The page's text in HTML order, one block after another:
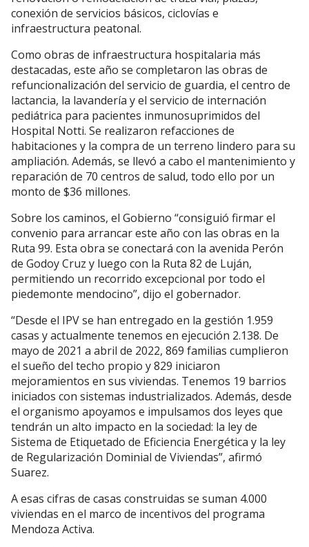
conexión de servicios básicos, ciclovías e
infraestructura peatonal.
Como obras de infraestructura hospitalaria más
destacadas, este año se completaron las obras de
refuncionalización del servicio de guardia, el centro de
lactancia, la lavandería y el servicio de internación
pediátrica para pacientes inmunosuprimidos del
Hospital Notti. Se realizaron refacciones de
habitaciones y la compra de un terreno lindero para su
ampliación. Además, se llevó a cabo el mantenimiento y
reparación de 70 centros de salud, todo ello por un
monto de $36 millones.
Sobre los caminos, el Gobierno “consiguió firmar el
convenio para arrancar este año con las obras en la
Ruta 99. Esta obra se conectará con la avenida Perón
de Godoy Cruz y luego con la Ruta 82 de Luján,
permitiendo un recorrido excepcional por todo el
piedemonte mendocino”, dijo el gobernador.
“Desde el IPV se han entregado en la gestión 1.959
casas y actualmente tenemos en ejecución 2.138. De
mayo de 2021 a abril de 2022, 869 familias cumplieron
el sueño del techo propio y 829 iniciaron
mejoramientos en sus viviendas. Tenemos 19 barrios
iniciados con sistemas industrializados. Además, desde
el organismo apoyamos e impulsamos dos leyes que
tendrán un alto impacto en la sociedad: la ley de
Sistema de Etiquetado de Eficiencia Energética y la ley
de Regularización Dominial de Viviendas”, afirmó
Suarez.
A esas cifras de casas construidas se suman 4.000
viviendas en el marco de incentivos del programa
Mendoza Activa.